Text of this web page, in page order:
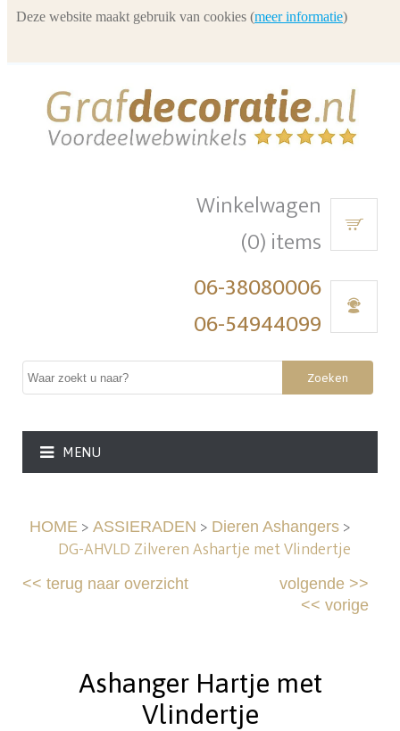
Winkelwagen
(0) items
06-38080006
06-54944099
Zoeken
MENU
HOME> ASSIERADEN > Dieren Ashangers>
DG-AHVLD Zilveren Ashartje met Vlindertje
<<terug naar overzicht volgende>>
<< vorige
Ashanger Hartje met
Vlindertje
Deze website maakt gebruik van cookies (meer informatie)